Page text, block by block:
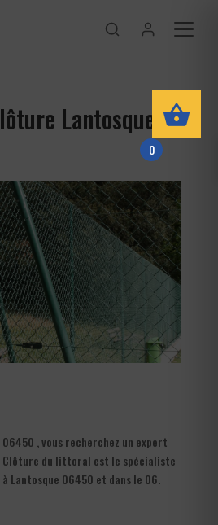
Lantosque
, vous recherchez un expert
Clôture du littoral est le spécialiste
Lantosque 06450 et dans le 06.
0